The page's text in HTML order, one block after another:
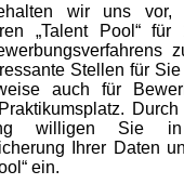
wir uns vor,
„Talent Pool“ für
Stellen für
auch für
willigen Sie
Ihrer Daten
ein.